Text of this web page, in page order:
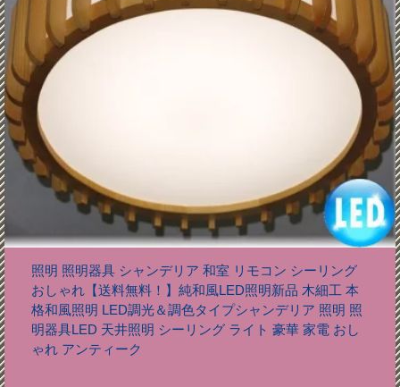
照明 照明器具 シャンデリア 和室 リモコン シーリング
おしゃれ【送料無料！】純和風LED照明新品 木細工 本
格和風照明 LED調光＆調色タイプシャンデリア 照明 照
明器具LED 天井照明 シーリング ライト 豪華 家電 おし
ゃれ アンティーク